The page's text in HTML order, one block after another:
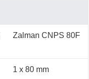
Zalman CNPS 80F
1 x 80 mm